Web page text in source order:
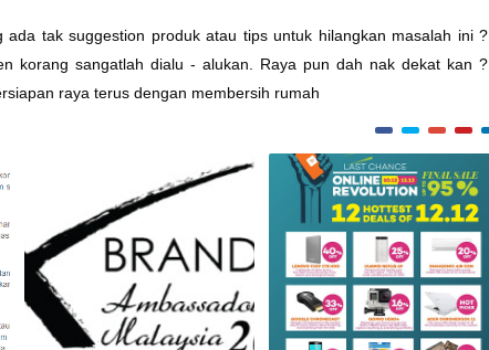
tak suggestion produk atau tips untuk hilangkan masalah ini ?
korang sangatlah dialu - alukan. Raya pun dah nak dekat kan ?
raya terus dengan membersih rumah